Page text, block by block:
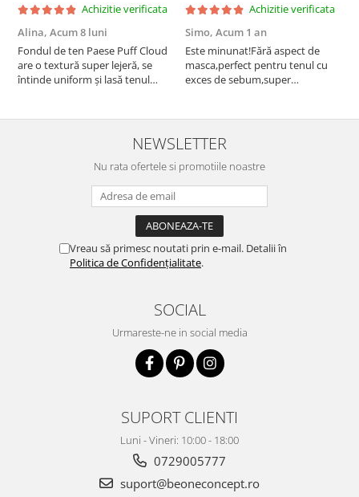
Achizitie verificata
Alina, Acum 8 luni
Fondul de ten Paese Puff Cloud
are o textură super lejeră, se
întinde uniform și lasă tenul
rezistă bine toată ziua și nu
oxidează. Se simte ca o cremă
hidratantă pe piele. Un f...
Achizitie verificata
Simo, Acum 1 an
Este minunat!Fără aspect de
masca,perfect pentru tenul cu
exces de sebum,super
NEWSLETTER
Nu rata ofertele si promotiile noastre
Vreau să primesc noutati prin e-mail. Detalii în
Politica de Confidențialitate.
SOCIAL
Urmareste-ne in social media
SUPORT CLIENTI
Luni - Vineri: 10:00 - 18:00
0729005777
suport@beoneconcept.ro